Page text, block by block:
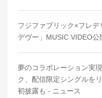
フジファブリック×フレ
デヴー」MUSIC VIDEO公
夢のコラボレーション実
ク、配信限定シングルを
初披露も - ニュース